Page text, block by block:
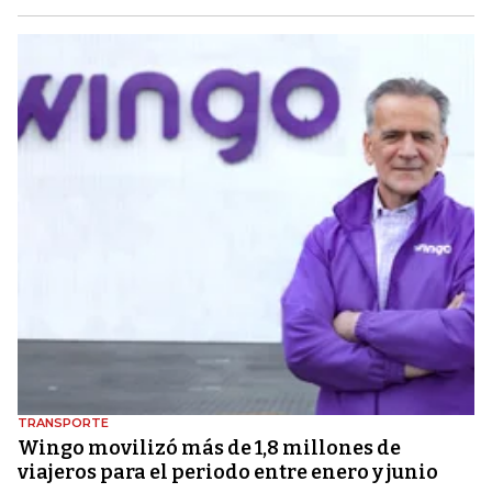
TRANSPORTE
Wingo movilizó más de 1,8 millones de
viajeros para el periodo entre enero y junio